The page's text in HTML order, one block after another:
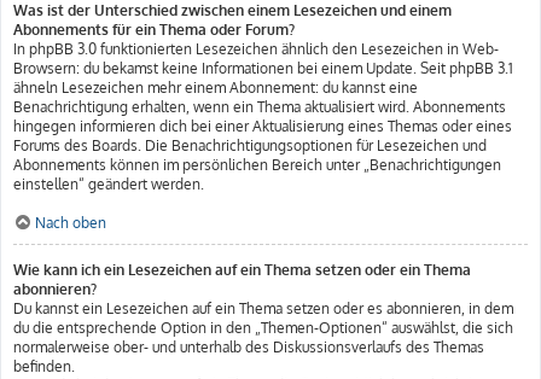
Was ist der Unterschied zwischen einem Lesezeichen und einem
Abonnements für ein Thema oder Forum?
In phpBB 3.0 funktionierten Lesezeichen ähnlich den Lesezeichen in Web-
Browsern: du bekamst keine Informationen bei einem Update. Seit phpBB 3.1
ähneln Lesezeichen mehr einem Abonnement: du kannst eine
Benachrichtigung erhalten, wenn ein Thema aktualisiert wird. Abonnements
hingegen informieren dich bei einer Aktualisierung eines Themas oder eines
Forums des Boards. Die Benachrichtigungsoptionen für Lesezeichen und
Abonnements können im persönlichen Bereich unter „Benachrichtigungen
einstellen“ geändert werden.
Nach oben
Wie kann ich ein Lesezeichen auf ein Thema setzen oder ein Thema
abonnieren?
Du kannst ein Lesezeichen auf ein Thema setzen oder es abonnieren, in dem
du die entsprechende Option in den „Themen-Optionen“ auswählst, die sich
normalerweise ober- und unterhalb des Diskussionsverlaufs des Themas
befinden.